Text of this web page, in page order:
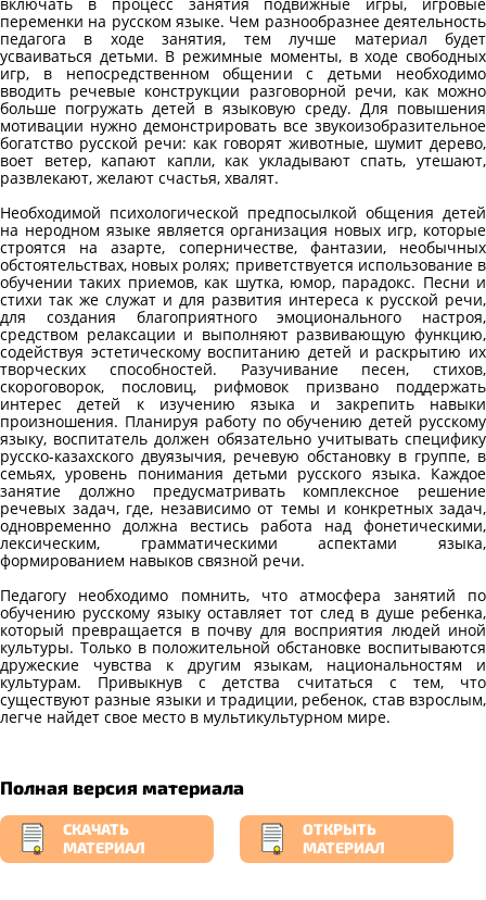
переменки на русском языке. Чем разнообразнее деятельность
педагога в ходе занятия, тем лучше материал будет
усваиваться детьми. В режимные моменты, в ходе свободных
игр, в непосредственном общении с детьми необходимо
вводить речевые конструкции разговорной речи, как можно
больше погружать детей в языковую среду. Для повышения
мотивации нужно демонстрировать все звукоизобразительное
богатство русской речи: как говорят животные, шумит дерево,
воет ветер, капают капли, как укладывают спать, утешают,
развлекают, желают счастья, хвалят.
Необходимой психологической предпосылкой общения детей
на неродном языке является организация новых игр, которые
строятся на азарте, соперничестве, фантазии, необычных
обстоятельствах, новых ролях; приветствуется использование в
обучении таких приемов, как шутка, юмор, парадокс. Песни и
стихи так же служат и для развития интереса к русской речи,
для создания благоприятного эмоционального настроя,
средством релаксации и выполняют развивающую функцию,
содействуя эстетическому воспитанию детей и раскрытию их
творческих способностей. Разучивание песен, стихов,
скороговорок, пословиц, рифмовок призвано поддержать
интерес детей к изучению языка и закрепить навыки
произношения. Планируя работу по обучению детей русскому
языку, воспитатель должен обязательно учитывать специфику
русско-казахского двуязычия, речевую обстановку в группе, в
семьях, уровень понимания детьми русского языка. Каждое
занятие должно предусматривать комплексное решение
речевых задач, где, независимо от темы и конкретных задач,
одновременно должна вестись работа над фонетическими,
лексическим, грамматическими аспектами языка,
формированием навыков связной речи.
Педагогу необходимо помнить, что атмосфера занятий по
обучению русскому языку оставляет тот след в душе ребенка,
который превращается в почву для восприятия людей иной
культуры. Только в положительной обстановке воспитываются
дружеские чувства к другим языкам, национальностям и
культурам. Привыкнув с детства считаться с тем, что
существуют разные языки и традиции, ребенок, став взрослым,
легче найдет свое место в мультикультурном мире.
Полная версия материала
СКАЧАТЬ
МАТЕРИАЛ
ОТКРЫТЬ
МАТЕРИАЛ